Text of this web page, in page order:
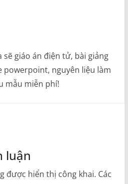
sẽ giáo án điện tử, bài giảng
nguyên liệu làm
mẫu miễn phí!
luận
được hiển thị công khai. Các